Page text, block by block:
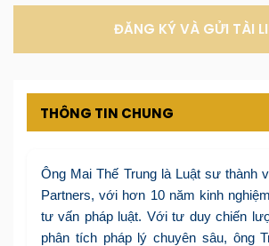
ĐĂNG KÝ VÀ GỬI TÀI
THÔNG TIN CHUNG
Ông Mai Thế Trung là Luật sư thành
Partners, với hơn 10 năm kinh
tư vấn pháp luật. Với tư duy chiến
phân tích pháp lý chuyên sâu, ông